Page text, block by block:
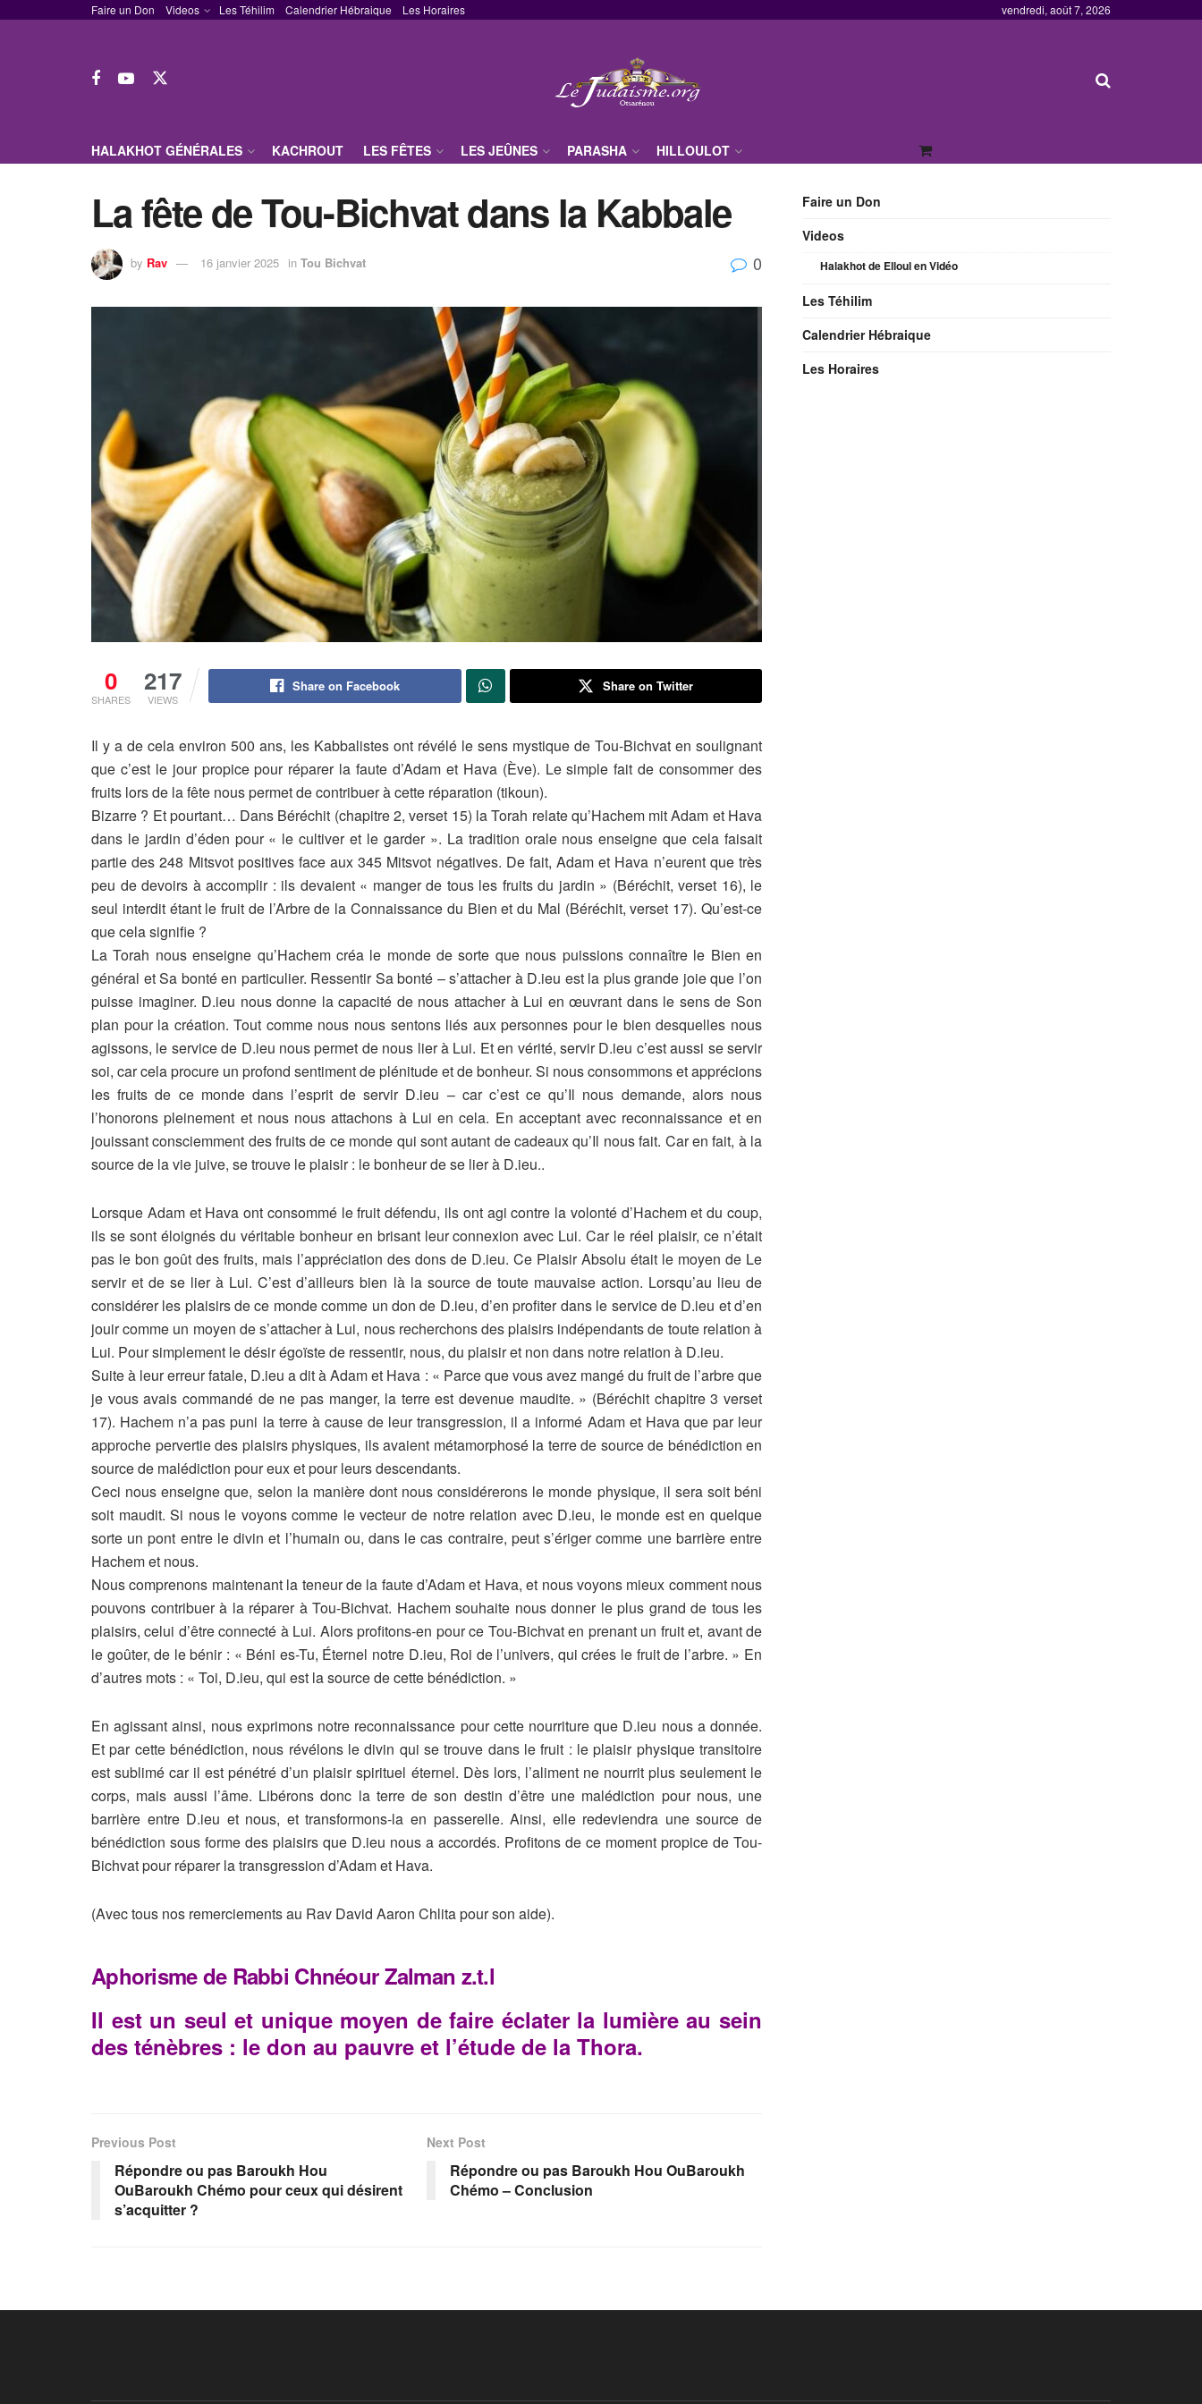
Faire un Don Videos Les Téhilim Calendrier Hébraique Les Horaires vendredi, août 7, 2026
HALAKHOT GÉNÉRALES KACHROUT LES FÊTES LES JEÛNES PARASHA HILLOULOT
La fête de Tou-Bichvat dans la Kabbale
by Rav 16 janvier 2025 in Tou Bichvat 0
0
SHARES
217
VIEWS
Share on Facebook Share on Twitter
Il y a de cela environ 500 ans, les Kabbalistes ont révélé le sens mystique de Tou-Bichvat en soulignant
que c’est le jour propice pour réparer la faute d’Adam et Hava (Ève). Le simple fait de consommer des
fruits lors de la fête nous permet de contribuer à cette réparation (tikoun).
Bizarre ? Et pourtant… Dans Béréchit (chapitre 2, verset 15) la Torah relate qu’Hachem mit Adam et Hava
dans le jardin d’éden pour « le cultiver et le garder ». La tradition orale nous enseigne que cela faisait
partie des 248 Mitsvot positives face aux 345 Mitsvot négatives. De fait, Adam et Hava n’eurent que très
peu de devoirs à accomplir : ils devaient « manger de tous les fruits du jardin » (Béréchit, verset 16), le
seul interdit étant le fruit de l’Arbre de la Connaissance du Bien et du Mal (Béréchit, verset 17). Qu’est-ce
que cela signifie ?
La Torah nous enseigne qu’Hachem créa le monde de sorte que nous puissions connaître le Bien en
général et Sa bonté en particulier. Ressentir Sa bonté – s’attacher à D.ieu est la plus grande joie que l’on
puisse imaginer. D.ieu nous donne la capacité de nous attacher à Lui en œuvrant dans le sens de Son
plan pour la création. Tout comme nous nous sentons liés aux personnes pour le bien desquelles nous
agissons, le service de D.ieu nous permet de nous lier à Lui. Et en vérité, servir D.ieu c’est aussi se servir
soi, car cela procure un profond sentimentde plénitude et de bonheur. Si nous consommons et apprécions
les fruits de ce monde dans l’esprit de servir D.ieu – car c’est ce qu’Il nous demande, alors nous
l’honorons pleinement et nous nous attachons à Luien cela. En acceptant avec reconnaissance et en
jouissant consciemment des fruits de ce monde qui sont autant de cadeaux qu’Il nous fait. Car en fait, à la
source de la vie juive, se trouve le plaisir : le bonheur de se lier à D.ieu..
Lorsque Adam et Hava ont consommé le fruit défendu, ils ont agi contre la volonté d’Hachem et du coup,
ils se sont éloignés du véritable bonheur en brisant leur connexion avec Lui. Car le réel plaisir, ce n’était
pas le bon goût des fruits, mais l’appréciation des dons de D.ieu. Ce Plaisir Absolu était le moyen de Le
servir et de se lier à Lui. C’est d’ailleurs bien là la source de toute mauvaise action. Lorsqu’au lieu de
considérer les plaisirs de ce monde comme un don de D.ieu, d’en profiter dans le service de D.ieu et d’en
jouir comme un moyen de s’attacher à Lui, nous recherchons des plaisirs indépendants de toute relation à
Lui. Pour simplement le désir égoïste de ressentir, nous, du plaisir et non dans notre relation à D.ieu.
Suite à leur erreur fatale, D.ieu a dit à Adam et Hava : « Parce que vous avez mangé du fruit de l’arbre que
je vous avais commandé de ne pas manger, la terre est devenue maudite. » (Béréchit chapitre 3 verset
17). Hachem n’a pas puni la terre à cause de leur transgression, il a informé Adam et Hava que par leur
approche pervertie des plaisirs physiques, ils avaient métamorphosé la terre de source de bénédiction en
source de malédiction pour eux et pour leurs descendants.
Ceci nous enseigne que, selon la manière dont nous considérerons le monde physique, il sera soit béni
soit maudit. Si nous le voyons comme le vecteur de notre relation avec D.ieu, le monde est en quelque
sorte un pont entre le divin et l’humain ou, dans le cas contraire, peut s’ériger comme une barrière entre
Hachem et nous.
Nous comprenons maintenant la teneur de la faute d’Adam et Hava, et nous voyons mieux comment nous
pouvons contribuer à la réparer à Tou-Bichvat. Hachem souhaite nous donner le plus grand de tous les
plaisirs, celui d’être connecté à Lui. Alors profitons-en pour ce Tou-Bichvat en prenant un fruit et, avant de
le goûter, de le bénir : « Béni es-Tu, Éternel notre D.ieu, Roi de l’univers, qui crées le fruit de l’arbre. » En
d’autres mots : « Toi, D.ieu, qui est la source de cette bénédiction. »
En agissant ainsi, nous exprimons notre reconnaissance pour cette nourriture que D.ieu nous a donnée.
Et par cette bénédiction, nous révélons le divin qui se trouve dans le fruit : le plaisir physique transitoire
est sublimé car il est pénétré d’un plaisir spirituel éternel. Dès lors, l’aliment ne nourrit plus seulement le
corps, mais aussi l’âme. Libérons donc la terre de son destin d’être une malédiction pour nous, une
barrière entre D.ieu et nous, et transformons-la en passerelle. Ainsi, elle redeviendra une source de
bénédiction sous forme des plaisirs que D.ieu nous a accordés. Profitons de ce moment propice de Tou-
Bichvat pour réparer la transgression d’Adam et Hava.
(Avec tous nos remerciements au Rav David Aaron Chlita pour son aide).
Aphorisme de Rabbi Chnéour Zalman z.t.l
Il est un seul et unique moyen de faire éclater la lumière au sein
des ténèbres : le don au pauvre et l’étude de la Thora.
Previous Post
Répondre ou pas Baroukh Hou
OuBaroukh Chémo pour ceux qui désirent
s’acquitter ?
Next Post
Répondre ou pas Baroukh Hou OuBaroukh
Chémo – Conclusion
Faire un Don
Videos
Halakhot de Elloul en Vidéo
Les Téhilim
Calendrier Hébraique
Les Horaires